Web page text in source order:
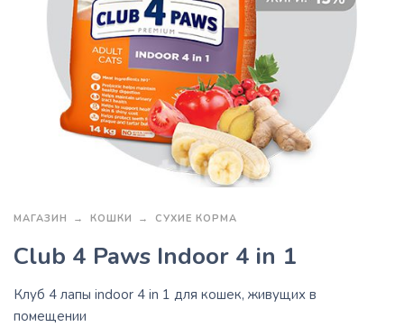
МАГАЗИН КОШКИ СУХИЕ КОРМА
Club 4 Paws Indoor 4 in 1
Клуб 4 лапы indoor 4 in 1 для кошек, живущих в
помещении